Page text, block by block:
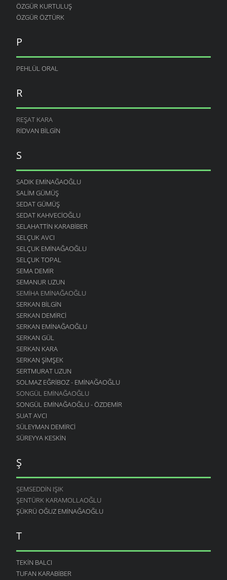
ÖZGÜR KURTULUŞ
ÖZGÜR ÖZTÜRK
P
PEHLÜL ORAL
R
REŞAT KARA
RIDVAN BILGIN
S
SADIK EMINAĞAOĞLU
SALIM GÜMÜŞ
SEDAT GÜMÜŞ
SEDAT KAHVECIOĞLU
SELAHATTIN KARABIBER
SELÇUK AVCI
SELÇUK EMINAĞAOĞLU
SELÇUK TOPAL
SEMA DEMIR
SEMANUR UZUN
SEMIHA EMINAĞAOĞLU
SERKAN BILGIN
SERKAN DEMIRCI
SERKAN EMINAĞAOĞLU
SERKAN GÜL
SERKAN KARA
SERKAN ŞIMŞEK
SERTMURAT UZUN
SOLMAZ EĞRIBOZ - EMINAĞAOĞLU
SONGÜL EMINAĞAOĞLU
SONGÜL EMINAĞAOĞLU - ÖZDEMIR
SUAT AVCI
SÜLEYMAN DEMIRCI
SÜREYYA KESKIN
Ş
ŞEMSEDDIN IŞIK
ŞENTÜRK KARAMOLLAOĞLU
ŞÜKRÜ OĞUZ EMINAĞAOĞLU
T
TEKIN BALCI
TUFAN KARABIBER